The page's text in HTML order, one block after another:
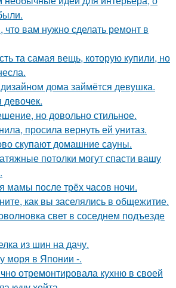
вам нужно сделать ремонт в
та самая вещь, которую купили, но
дома займётся девушка.
девочек.
но довольно стильное.
просила вернуть ей унитаз.
скупают домашние сауны.
потолки могут спасти вашу
мамы после трёх часов ночи.
как вы заселялись в общежитие.
свет в соседнем подъезде
из шин на дачу.
моря в Японии -.
отремонтировала кухню в своей